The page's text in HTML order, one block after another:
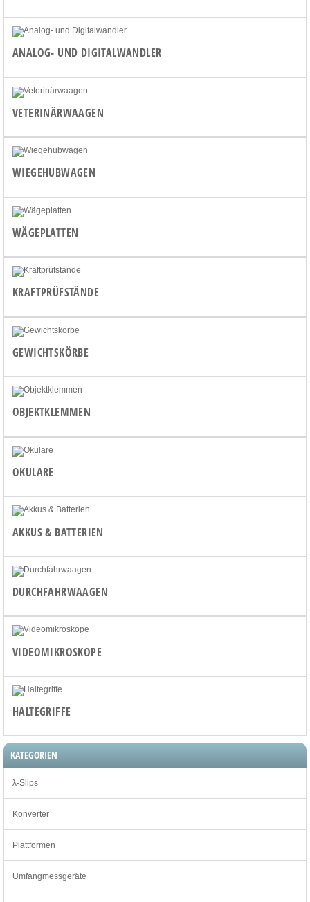
ANALOG- UND DIGITALWANDLER
VETERINÄRWAAGEN
WIEGEHUBWAGEN
WÄGEPLATTEN
KRAFTPRÜFSTÄNDE
GEWICHTSKÖRBE
OBJEKTKLEMMEN
OKULARE
AKKUS & BATTERIEN
DURCHFAHRWAAGEN
VIDEOMIKROSKOPE
HALTEGRIFFE
KATEGORIEN
λ-Slips
Konverter
Plattformen
Umfangmessgeräte